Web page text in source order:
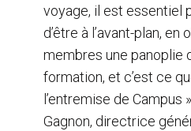
voyage, il est essentiel
d’être à l’avant-plan, en
membres une panoplie
formation, et c’est ce
l’entremise de Campus
Gagnon, directrice